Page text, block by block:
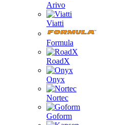
Arivo
Viatti
Formula
RoadX
Onyx
Nortec
Goform